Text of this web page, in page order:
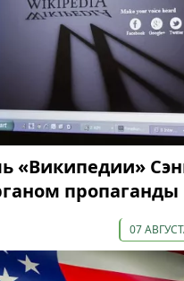
«Википедии»
07